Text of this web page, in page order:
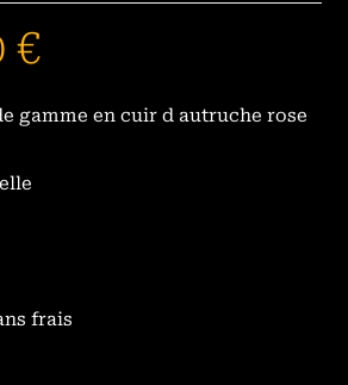
€
gamme en cuir d autruche rose
frais